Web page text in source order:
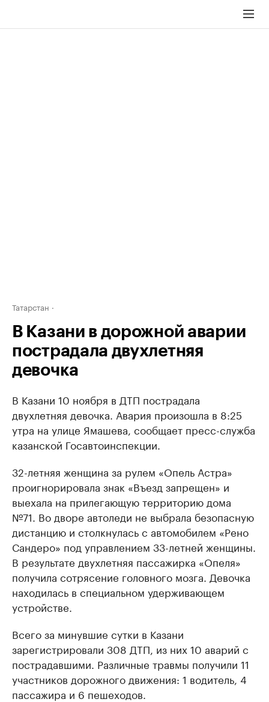
Татарстан
В Казани в дорожной аварии
пострадала двухлетняя
девочка
В Казани 10 ноября в ДТП пострадала
двухлетняя девочка. Авария произошла в 8:25
утра на улице Ямашева, сообщает пресс-служба
казанской Госавтоинспекции.
32-летняя женщина за рулем «Опель Астра»
проигнорировала знак «Въезд запрещен» и
выехала на прилегающую территорию дома
№71. Во дворе автоледи не выбрала безопасную
дистанцию и столкнулась с автомобилем «Рено
Сандеро» под управлением 33-летней женщины.
В результате двухлетняя пассажирка «Опеля»
получила сотрясение головного мозга. Девочка
находилась в специальном удерживающем
устройстве.
Всего за минувшие сутки в Казани
зарегистрировали 308 ДТП, из них 10 аварий с
пострадавшими. Различные травмы получили 11
участников дорожного движения: 1 водитель, 4
пассажира и 6 пешеходов.